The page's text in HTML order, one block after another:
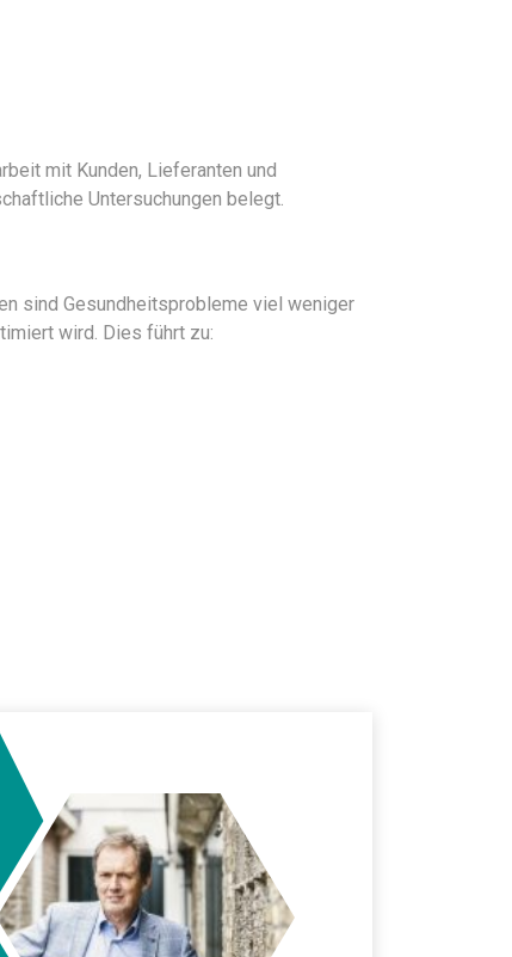
mit Kunden, Lieferanten und
Untersuchungen belegt.
sind Gesundheitsprobleme viel weniger
wird. Dies führt zu: